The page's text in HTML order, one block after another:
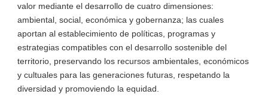
valor mediante el desarrollo de cuatro dimensiones:
ambiental, social, económica y gobernanza; las cuales
aportan al establecimiento de políticas, programas y
estrategias compatibles con el desarrollo sostenible del
territorio, preservando los recursos ambientales, económicos
y cultuales para las generaciones futuras, respetando la
diversidad y promoviendo la equidad.